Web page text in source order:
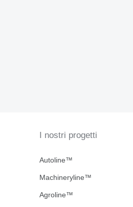
I nostri progetti
Autoline™
Machineryline™
Agroline™